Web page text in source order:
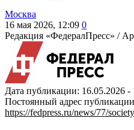
Москва
16 мая 2026, 12:09 0
Редакция «ФедералПресс» /
Дата публикации: 16.05.2026 -
Постоянный адрес
https://fedpress.ru/news/77/